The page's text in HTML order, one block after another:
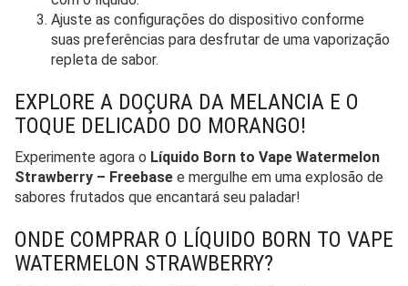
Ajuste as configurações do dispositivo conforme
suas preferências para desfrutar de uma vaporização
repleta de sabor.
EXPLORE A DOÇURA DA MELANCIA E O
TOQUE DELICADO DO MORANGO!
Experimente agora o Líquido Born to Vape Watermelon
Strawberry – Freebase e mergulhe em uma explosão de
sabores frutados que encantará seu paladar!
ONDE COMPRAR O LÍQUIDO BORN TO VAPE
WATERMELON STRAWBERRY?